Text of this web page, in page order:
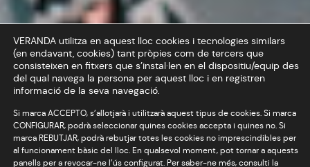
VERANDA utilitza en aquest lloc cookies i tecnologies similars
(en endavant, cookies) tant pròpies com de tercers que
consisteixen en fitxers que s’instal·len en el dispositiu/equip des
del qual navega la persona per aquest lloc i en registren
informació de la seva navegació.
Si marca ACCEPTO, s’allotjarà i utilitzarà aquest tipus de cookies. Si marca
CONFIGURAR, podrà seleccionar quines cookies accepta i quines no. Si
marca REBUTJAR, podrà rebutjar totes les cookies no imprescindibles per
al funcionament bàsic del lloc. En qualsevol moment, pot tornar a aquests
panells per a revocar-ne l’ús configurat. Per saber-ne més, consulti la